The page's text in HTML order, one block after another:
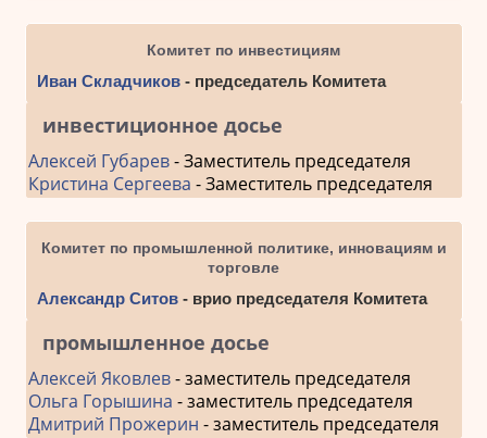
Комитет по инвестициям
Иван Складчиков- председатель Комитета
инвестиционное досье
Алексей Губарев- Заместитель председателя
Кристина Сергеева - Заместитель председателя
Комитет по промышленной политике, инновациям и
торговле
Александр Ситов- врио председателя Комитета
промышленное досье
Алексей Яковлев- заместитель председателя
Ольга Горышина - заместитель председателя
Дмитрий Прожерин - заместитель председателя